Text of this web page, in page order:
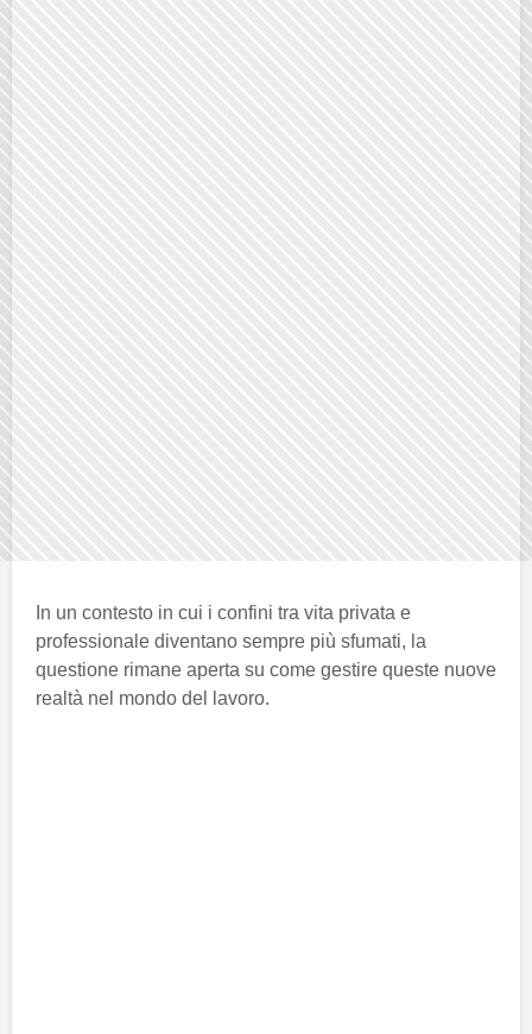
In un contesto in cui i confini tra vita privata e
professionale diventano sempre più sfumati, la
questione rimane aperta su come gestire queste nuove
realtà nel mondo del lavoro.